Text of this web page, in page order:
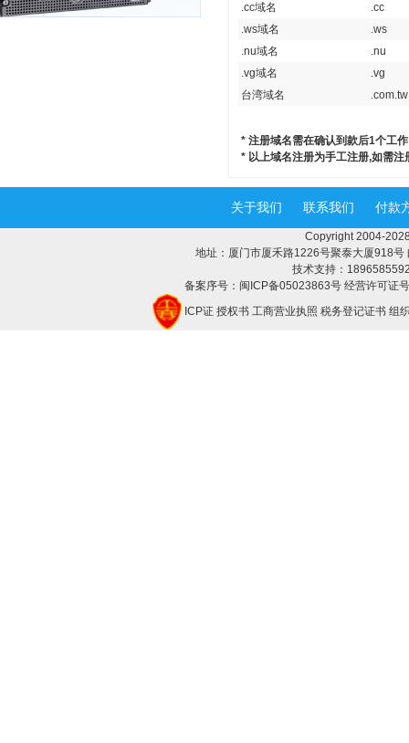
.cc域名
.cc
.ws域名
.ws
.nu域名
.nu
.vg域名
.vg
台湾域名
.com.tw
* 注册域名需在确认到款后1个工
* 以上域名注册为手工注册,如需注
关于我们 联系我们 付款
Copyright 2004-
地址：厦门市厦禾路1226号聚泰大厦918
技术支持：
备案序号：闽ICP备05023863号 经营许可证
ICP证 授权书 工商营业执照 税务登记证书 组